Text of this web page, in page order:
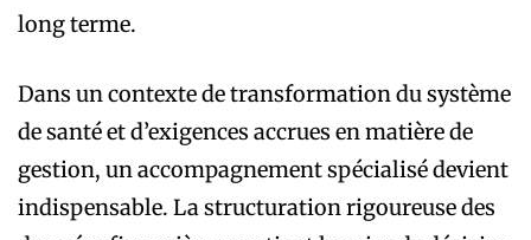
long terme.
Dans un contexte de transformation du système
de santé et d’exigences accrues en matière de
gestion, un accompagnement spécialisé devient
indispensable. La structuration rigoureuse des